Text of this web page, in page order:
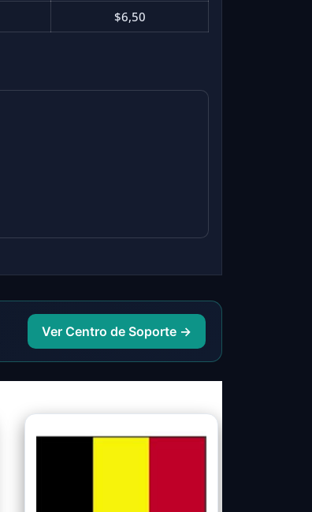
$6,50
Ver Centro de Soporte →